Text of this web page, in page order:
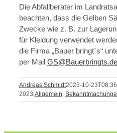
Die Abfallberater im
beachten, dass die Gelben
Zwecke wie z. B. zur
für Kleidung verwendet
die Firma „Bauer bringt`s“
per Mail GS@Bauerbringts.de
Andreas Schmidt2023-10-
2023 Allgemein,